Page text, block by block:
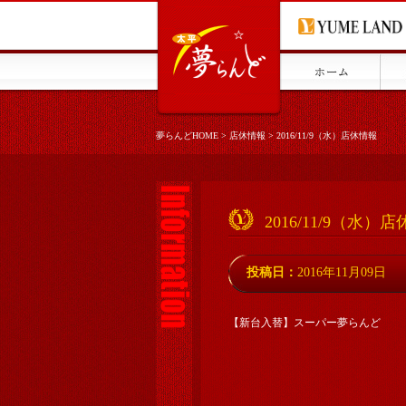
夢らんどHOME>店休情報>2016/11/9（水）店休情報
2016/11/9（水）店
投稿日： 2016年11月09日
【新台入替】スーパー夢らんど